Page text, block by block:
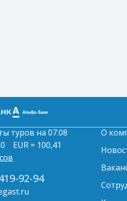
туров на 07.08
EUR = 100,41
92-94
О